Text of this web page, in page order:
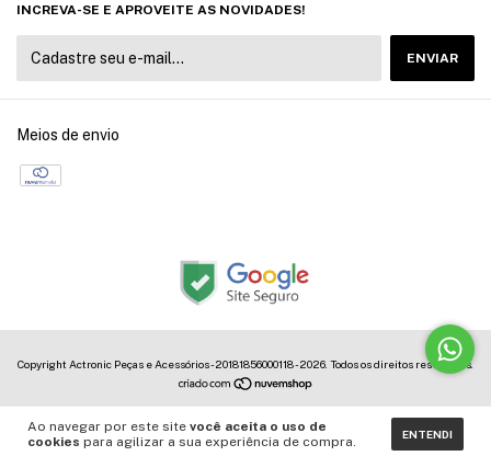
Ao navegar por este site você aceita o uso de
cookies para agilizar a sua experiência de compra. ENTENDI
INCREVA-SE E APROVEITE AS NOVIDADES!
Meios de envio
Copyright Actronic Peças e Acessórios - 20181856000118 - 2026. Todos os direitos reservados.